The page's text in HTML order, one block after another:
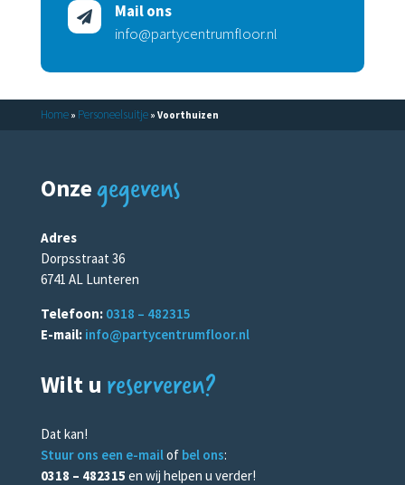

Mail ons
info@partycentrumfloor.nl
Home» Personeelsuitje» Voorthuizen
Onzegegevens
Adres
Dorpsstraat 36
6741 AL Lunteren
Telefoon: 0318 – 482315
E-mail: info@partycentrumfloor.nl
Wilt u reserveren?
Dat kan!
Stuur ons een e-mailof bel ons:
0318 – 482315 en wij helpen u verder!